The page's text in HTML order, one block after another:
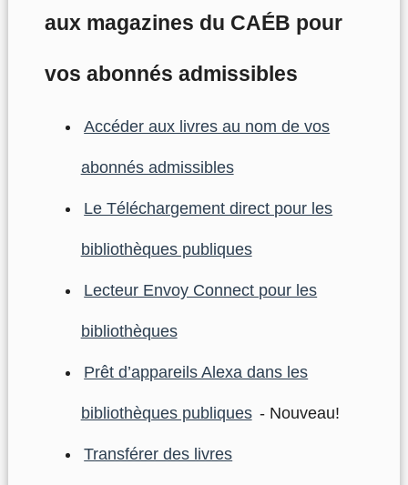
aux magazines du CAÉB pour
vos abonnés admissibles
Accéder aux livres au nom de vos
abonnés admissibles
Le Téléchargement direct pour les
bibliothèques publiques
Lecteur Envoy Connect pour les
bibliothèques
Prêt d’appareils Alexa dans les
bibliothèques publiques - Nouveau!
Transférer des livres